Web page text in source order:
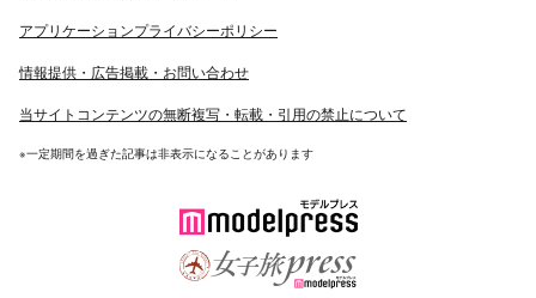
アプリケーションプライバシーポリシー
情報提供・広告掲載・お問い合わせ
当サイトコンテンツの無断複写・転載・引用の禁止について
※一定期間を過ぎた記事は非表示になることがあります